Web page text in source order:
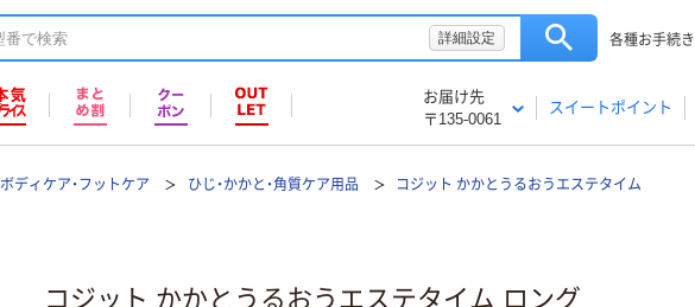
詳細設定 各種お手続き
お届け先
〒135-0061
スイートポイント
ボディケア・フットケア ひじ・かかと・角質ケア用品 コジット かかとうるおうエステタイム
コジット かかとうるおうエステタイム ロング